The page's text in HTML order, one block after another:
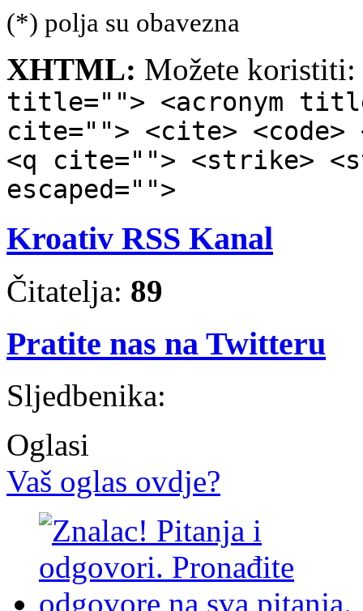
(*) polja su obavezna
XHTML: Možete koristiti:
title=""> <acronym
cite=""> <cite> <code>
<q cite=""> <strike>
escaped="">
Kroativ RSS Kanal
Čitatelja: 89
Pratite nas na Twitteru
Sljedbenika:
Oglasi
Vaš oglas ovdje?